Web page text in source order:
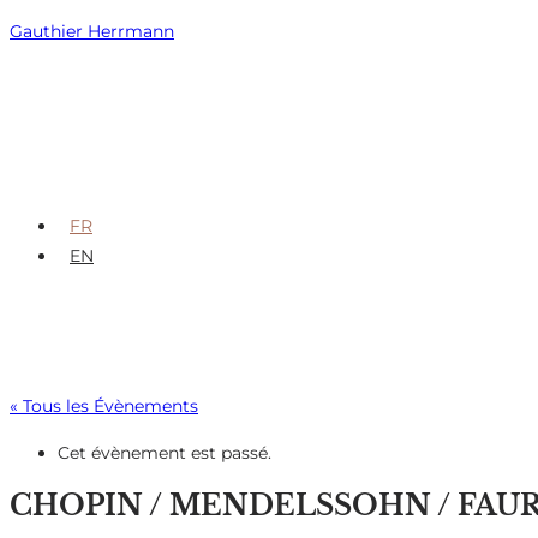
Skip
Gauthier Herrmann
FR
EN
« Tous les Évènements
Cet évènement est passé.
CHOPIN / MENDELSSOHN /